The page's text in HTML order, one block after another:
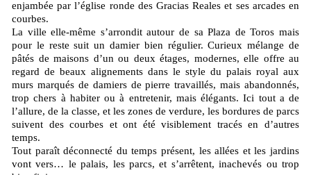
enjambée par l’église ronde des Gracias Reales et ses arcades en
courbes.
La ville elle-même s’arrondit autour de sa Plaza de Toros mais
pour le reste suit un damier bien régulier. Curieux mélange de
pâtés de maisons d’un ou deux étages, modernes, elle offre au
regard de beaux alignements dans le style du palais royal aux
murs marqués de damiers de pierre travaillés, mais abandonnés,
trop chers à habiter ou à entretenir, mais élégants. Ici tout a de
l’allure, de la classe, et les zones de verdure, les bordures de parcs
suivent des courbes et ont été visiblement tracés en d’autres
temps.
Tout paraît déconnecté du temps présent, les allées et les jardins
vont vers… le palais, les parcs, et s’arrêtent, inachevés ou trop